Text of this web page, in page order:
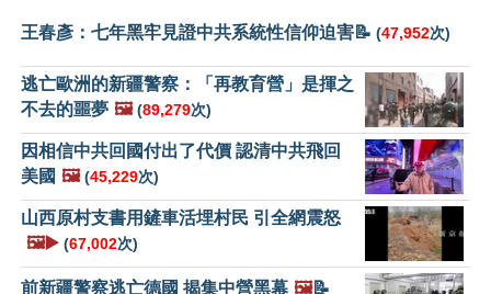
王春彥：七年黑牢見證中共系統性信仰迫害📝 (47,952次)
逃亡歐洲的新疆警察：「再教育營」是揮之
不去的噩夢 🖼️ (89,279次)
因相信中共回國付出了代價 認清中共飛回
美國 🖼️ (45,229次)
山西原村支書用鏟車活埋村民 引全網震怒
🖼️▶️ (67,002次)
前新疆警察逃亡德國 揭集中營黑幕 🖼️📝